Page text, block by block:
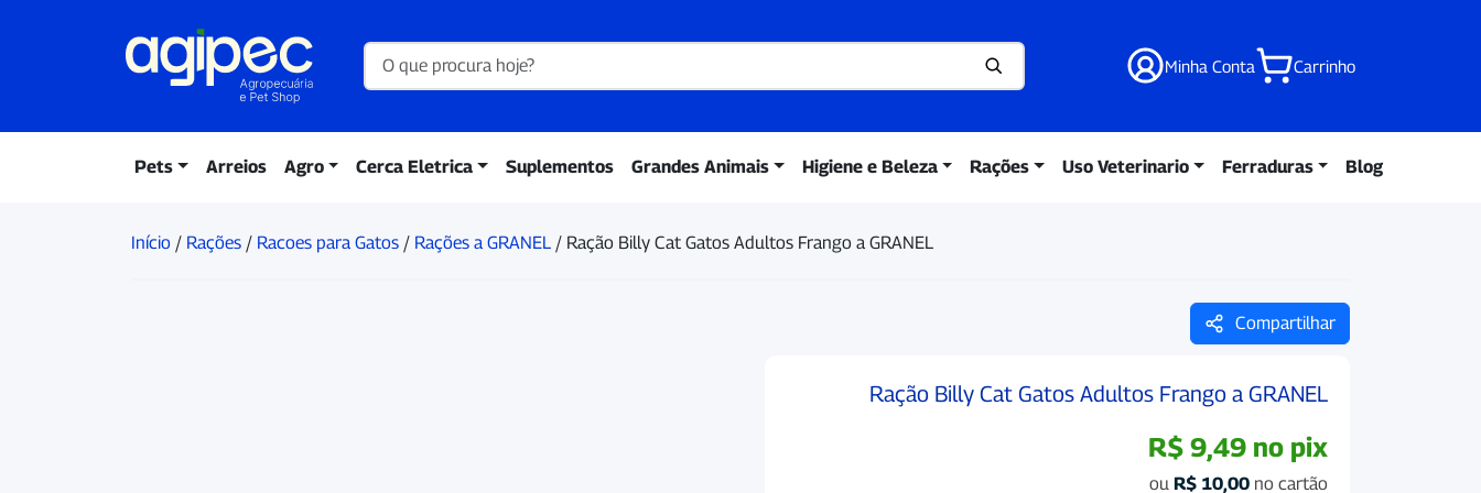
Minha Conta Carrinho
Pets Arreios Agro Cerca Eletrica Suplementos Grandes Animais Higiene e Beleza Rações Uso Veterinario Ferraduras Blog
Início / Rações / Racoes para Gatos / Rações a GRANEL / Ração Billy Cat Gatos Adultos Frango a GRANEL
Compartilhar
Ração Billy Cat Gatos Adultos Frango a GRANEL
R$ 9,49 no pix
ou R$ 10,00 no cartão